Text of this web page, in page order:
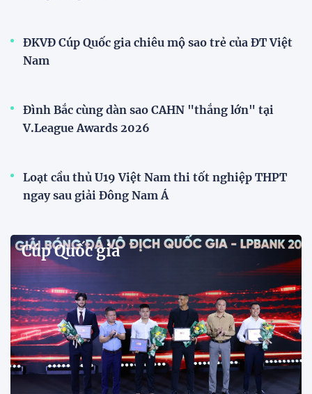
Đội tuyển nữ Việt Nam
tập để theo dõi sao nhập tịch tuyển Việt Nam
Buổi tập của tuyển Việt Nam chiều nay (29/7) bất
ngờ thu hút sự chú ý của truyền thông Singapore
khi một phóng viên có mặt tại sân để trực tiếp theo
dõi màn thể hiện của các ngôi sao nhập tịch.
Đình Bắc cùng dàn sao CAHN "thắng lớn" tại
V.League Awards 2026